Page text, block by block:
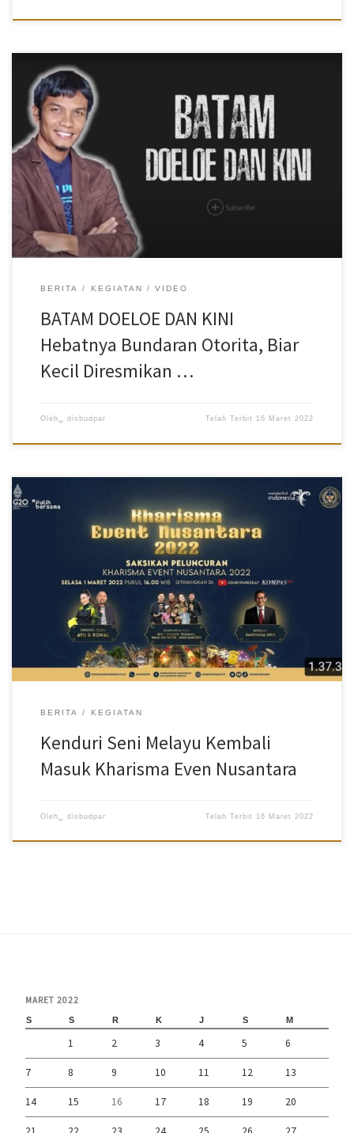
Tempat ini, kerap kita abaikan. Macam Anda mengacuhkan
mantan. Kalau pun dilihat, paling sekenanya saja… Tapi tahukah
Anda, bernama Bundaran Otorita, tempat ini menyimpan memori
paling mentereng di Batam? Gimana enggak, tiga kepala negara
pernah menjejakkan kakinya di sana! Waktu kali pertama di-lauch
ke publik 29 November 1987, Soeharto yang menandatangani
prasastinya. Agar dikenang anak cucu, the smailing general itu
menancapkan sebatang pohon beringin di tengah2nya… Presiden
ke-2 kita ini tidak sendiri, ditemani kolega kentalnya Lee Kwan
Yew, PM Singapura. Mr Lee turut membubuhkan tandatangan, juga
menanam pokok beringin… 5 Maret 1991, giliran dr Mahatir
Muhammad, PM Malaysia menjejakinya lalu […]
BERITA KEGIATAN VIDEO
BATAM DOELOE DAN KINI
Hebatnya Bundaran Otorita, Biar
Kecil Diresmikan …
Oleh␣ disbudpar Telah Terbit 16 Maret 2022
Disbudpar Batam – Kementerian Pariwisata dan Ekonomi Kreatif
(Kemenparekraf) meluncurkan Kharisma Event Nusantara (KEN)
2022 di Balairung Soesilo Soedarman Gedung Sapta Pesona
Kementerian Pariwisata & Ekonomi Kreatif Jakarta, Selasa
(1/3/2022). Dalam peluncuran itu, sebanyak 110 event yang terpilih
masuk dalam Kharisma Event Nusantara 2022. Satu di antaranya
yakni Kenduri Seni Melayu (KSM) dari Kota Batam. Menteri parekraf
Sandiaga Salahuddin Uno, dalam sambutannya mengatakan
berbagai event didaerah saat ini sedikit demi sedikit sudah mulai
menggeliat dan berangsur dapat diselenggarakan baik secara
hybrid, online dan bahkan offline. KEN merupakan wadah
kumpulan event-event berkualitas dari seluruh daerah di
BERITA KEGIATAN
Kenduri Seni Melayu Kembali
Masuk Kharisma Even Nusantara
Oleh␣ disbudpar Telah Terbit 16 Maret 2022
MARET 2022
S S R K J S M
1 2 3 4 5 6
7 8 9 10 11 12 13
14 15 16 17 18 19 20